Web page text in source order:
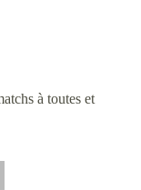
à toutes et